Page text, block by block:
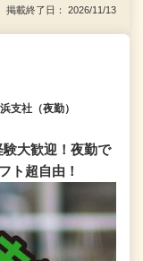
載終了日： 2026/11/13
支社（夜勤）
験大歓迎！夜勤で
ト超自由！